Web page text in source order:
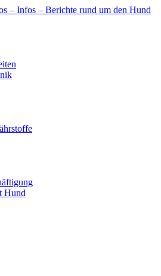
– Infos – Berichte rund um den Hund
Hund